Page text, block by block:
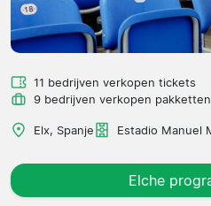
11 bedrijven verkopen tickets
9 bedrijven verkopen pakketten
Elx, Spanje Estadio Manuel
Elche